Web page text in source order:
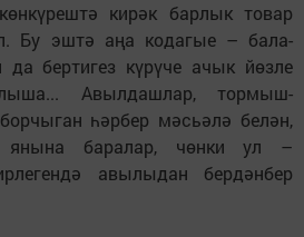
кирәк барлык товар
Бу эштә аңа кодагые – бала-
бертигез күрүче ачык йөзле
Авылдашлар, тормыш-
һәрбер мәсьәлә белән,
янына баралар, чөнки ул –
авылыдан бердәнбер